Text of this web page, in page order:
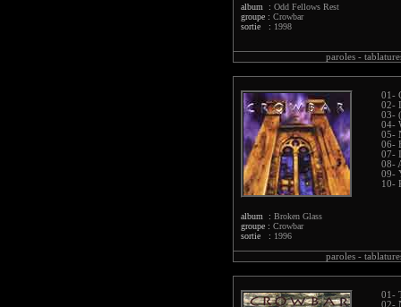
album : Odd Fellows Rest
groupe : Crowbar
sortie : 1998
paroles -
album : Broken Glass
groupe : Crowbar
sortie : 1996
01-
02-
03-
04-
05-
06-
07-
08-
09-
10-
paroles -
01-
02-